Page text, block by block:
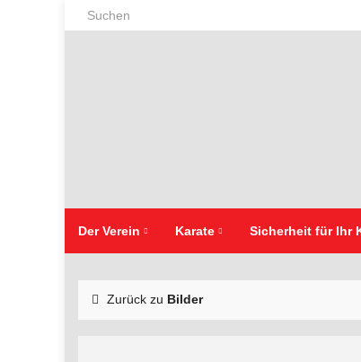
Search for:
Der Verein Karate Sicherheit für Ihr
Zurück zu Bilder